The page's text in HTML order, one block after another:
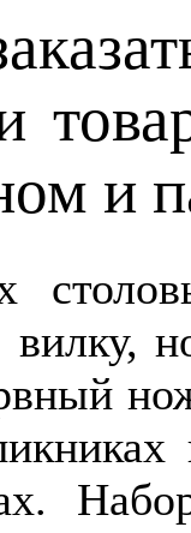
и
вилку,